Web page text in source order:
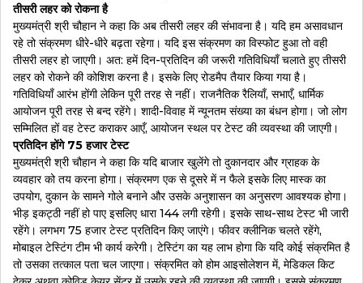
तीसरी लहर को रोकना है
मुख्यमंत्री श्री चौहान ने कहा कि अब तीसरी लहर की संभावना है। यदि हम असावधान
रहे तो संक्रमण धीरे-धीरे बढ़ता रहेगा। यदि इस संक्रमण का विस्फोट हुआ तो वही
तीसरी लहर हो जाएगी। अत: हमें दिन-प्रतिदिन की जरूरी गतिविधियाँ चलाते हुए तीसरी
लहर को रोकने की कोशिश करना है। इसके लिए रोडमैप तैयार किया गया है।
गतिविधियाँ आरंभ होंगी लेकिन पूरी तरह से नहीं। राजनैतिक रैलियाँ, सभाएँ, धार्मिक
आयोजन पूरी तरह से बन्द रहेंगे। शादी-विवाह में न्यूनतम संख्या का बंधन होगा। जो लोग
सम्मिलित हों वह टेस्ट कराकर आएँ, आयोजन स्थल पर टेस्ट की व्यवस्था की जाएगी।
प्रतिदिन होंगे 75 हजार टेस्ट
मुख्यमंत्री श्री चौहान ने कहा कि यदि बाजार खुलेंगे तो दुकानदार और ग्राहक के
व्यवहार को तय करना होगा। संक्रमण एक से दूसरे में न फैले इसके लिए मास्क का
उपयोग, दुकान के सामने गोले बनाने और उसके अनुशासन का अनुसरण आवश्यक होगा।
भीड़ इकट्ठी नहीं हो पाए इसलिए धारा 144 लगी रहेगी। इसके साथ-साथ टेस्ट भी जारी
रहेंगे। लगभग 75 हजार टेस्ट प्रतिदिन किए जाएंगे। फीवर क्लीनिक चलते रहेंगे,
मोबाइल टेस्टिंग टीम भी कार्य करेगी। टेस्टिंग का यह लाभ होगा कि यदि कोई संक्रमित है
तो उसका तत्काल पता चल जाएगा। संक्रमित को होम आइसोलेशन में, मेडिकल किट